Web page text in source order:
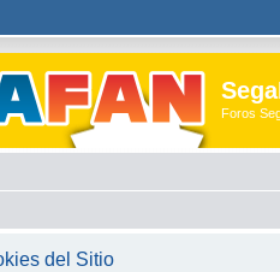
Foros
del Sitio